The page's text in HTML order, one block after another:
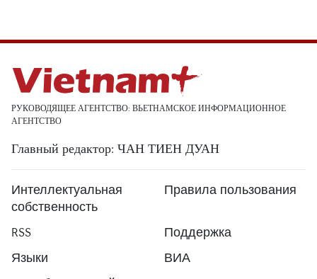
РУКОВОДЯЩЕЕ АГЕНТСТВО: ВЬЕТНАМСКОЕ ИНФОРМАЦИОННОЕ
АГЕНТСТВО
Главный редактор: ЧАН ТИЕН ДУАН
Интеллектуальная
собственность
Правила пользования
RSS
Поддержка
Языки
ВИА